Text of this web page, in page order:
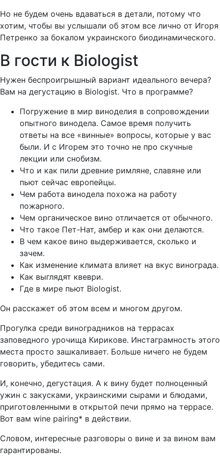
Но не будем очень вдаваться в детали, потому что
хотим, чтобы вы услышали об этом все лично от Игоря
Петренко за бокалом украинского биодинамического.
В гости к Biologist
Нужен беспроигрышный вариант идеального вечера?
Вам на дегустацию в Biologist. Что в программе?
Погружение в мир виноделия в сопровождении
опытного винодела. Самое время получить
ответы на все «винные» вопросы, которые у вас
были. И с Игорем это точно не про скучные
лекции или снобизм.
Что и как пили древние римляне, славяне или
пьют сейчас европейцы.
Чем работа винодела похожа на работу
пожарного.
Чем органическое вино отличается от обычного.
Что такое Пет-Нат, амбер и как они делаются.
В чем какое вино выдерживается, сколько и
зачем.
Как изменение климата влияет на вкус винограда.
Как выглядят квеври.
Где в мире пьют Biologist.
Он расскажет об этом всем и многом другом.
Прогулка среди виноградников на террасах
заповедного урочища Кирикове. Инстаграмность этого
места просто зашкаливает. Больше ничего не будем
говорить, убедитесь сами.
И, конечно, дегустация. А к вину будет полноценный
ужин с закусками, украинскими сырами и блюдами,
приготовленными в открытой печи прямо на террасе.
Вот вам wine pairing* в действии.
Словом, интересные разговоры о вине и за вином вам
гарантированы.